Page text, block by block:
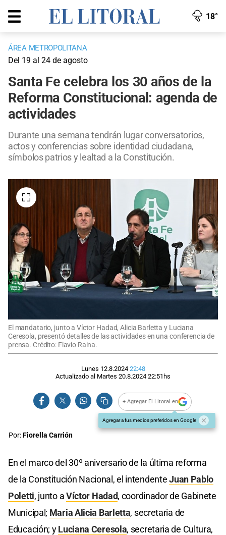
18°
ÁREA METROPOLITANA
Del 19 al 24 de agosto
Santa Fe celebra los 30 años de la
Reforma Constitucional: agenda de
actividades
Durante una semana tendrán lugar conversatorios,
actos y conferencias sobre identidad ciudadana,
símbolos patrios y lealtad a la Constitución.
El mandatario, junto a Víctor Hadad, Alicia Barletta y Luciana
Ceresola, presentó detalles de las actividades en una conferencia de
prensa. Crédito: Flavio Raina.
Lunes 12.8.2024 22:48
Actualizado al Martes 20.8.2024 22:51hs
+ Agregar El Litoral en
Agregar a tus medios preferidos en Google
Por:Fiorella Carrión
En el marco del 30º aniversario de la última reforma
de la Constitución Nacional, el intendenteJuan Pablo
Poletti, junto aVíctor Hadad, coordinador de Gabinete
Municipal; Maria Alicia Barletta, secretaria de
Educación; yLuciana Ceresola, secretaria de Cultura,